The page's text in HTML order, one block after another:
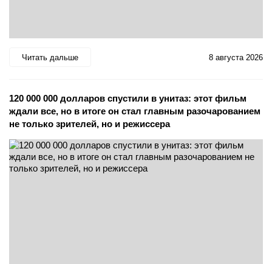
Читать дальше 8 августа 2026
120 000 000 долларов спустили в унитаз: этот фильм
ждали все, но в итоге он стал главным разочарованием
не только зрителей, но и режиссера